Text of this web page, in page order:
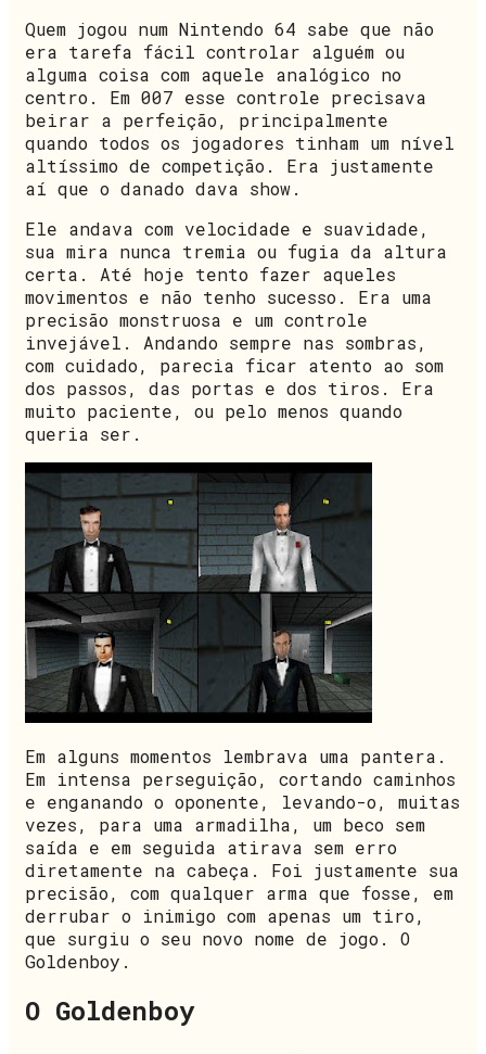
Quem jogou num Nintendo 64 sabe que não
era tarefa fácil controlar alguém ou
alguma coisa com aquele analógico no
centro. Em 007 esse controle precisava
beirar a perfeição, principalmente
quando todos os jogadores tinham um nível
altíssimo de competição. Era justamente
aí que o danado dava show.
Ele andava com velocidade e suavidade,
sua mira nunca tremia ou fugia da altura
certa. Até hoje tento fazer aqueles
movimentos e não tenho sucesso. Era uma
precisão monstruosa e um controle
invejável. Andando sempre nas sombras,
com cuidado, parecia ficar atento ao som
dos passos, das portas e dos tiros. Era
muito paciente, ou pelo menos quando
queria ser.
Em alguns momentos lembrava uma pantera.
Em intensa perseguição, cortando caminhos
e enganando o oponente, levando-o, muitas
vezes, para uma armadilha, um beco sem
saída e em seguida atirava sem erro
diretamente na cabeça. Foi justamente sua
precisão, com qualquer arma que fosse, em
derrubar o inimigo com apenas um tiro,
que surgiu o seu novo nome de jogo. O
Goldenboy.
O Goldenboy